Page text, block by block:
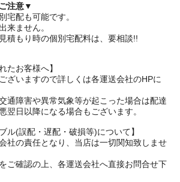
注意▼
配も可能です。
来ません。
積もり時の個別宅配料は、要相談!!
たお客様へ】
ざいますので詳しくは各運送会社のHPに
通障害や異常気象等が起こった場合は配達
翌日以降になる場合もございます。
ル(誤配・遅配・破損等)について】
社の責任となり、当店は一切関知致しませ
ご確認の上、各運送会社へ直接お問合せ下